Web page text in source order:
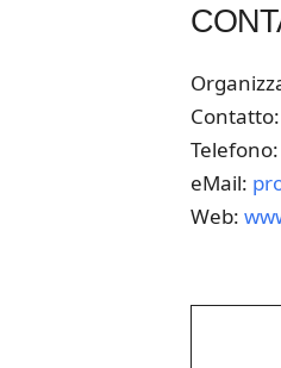
eMail:
Web: